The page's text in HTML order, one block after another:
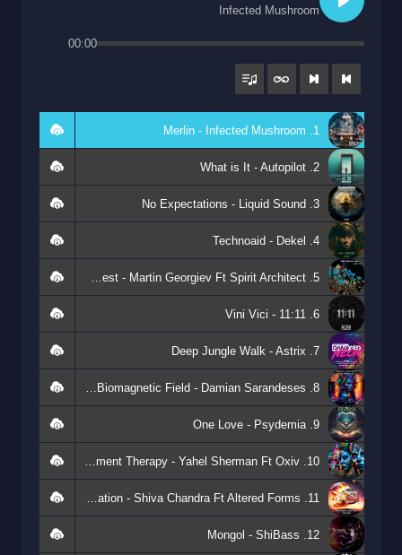
Infected Mushroom
00:00
1. Merlin - Infected Mushroom
2. What is It - Autopilot
3. No Expectations - Liquid Sound
4. Technoaid - Dekel
6. 11:11 - Vini Vici
7. Deep Jungle Walk - Astrix
9. One Love - Psydemia
12. Mongol - ShiBass